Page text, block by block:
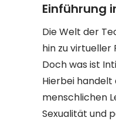
Einführung
Die Welt der
hin zu
Doch was ist
Hierbei handelt
menschlichen
Sexualität und